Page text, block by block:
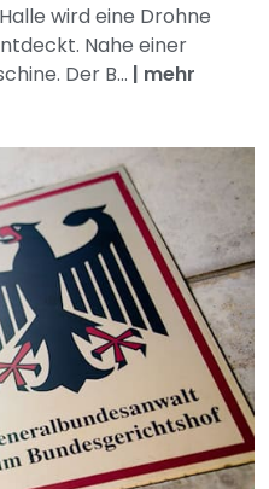
wird eine Drohne
Nahe einer
Der B... | mehr